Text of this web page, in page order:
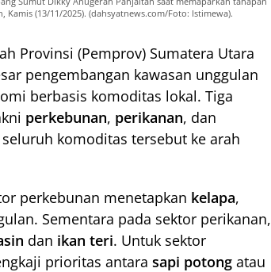
(13/11/2025). (dahsyatnews.com/Foto: Istimewa).
Provinsi (Pemprov) Sumatera Utara
pengembangan kawasan unggulan
berbasis komoditas lokal. Tiga
perkebunan, perikanan, dan
komoditas tersebut ke arah
perkebunan menetapkan kelapa,
Sementara pada sektor perikanan,
dan ikan teri. Untuk sektor
prioritas antara sapi potong atau